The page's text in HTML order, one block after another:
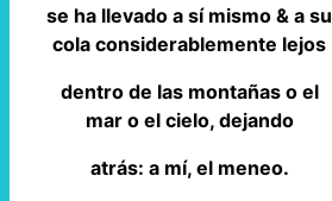
se ha llevado a sí mismo & a su
cola considerablemente lejos
dentro de las montañas o el
mar o el cielo, dejando
atrás: a mí, el meneo.